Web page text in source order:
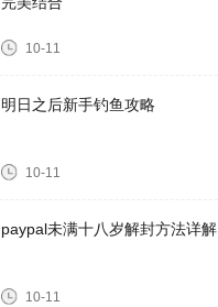
10-11
明日之后新手钓鱼攻略
10-11
paypal未满十八岁解封方法详解
10-11